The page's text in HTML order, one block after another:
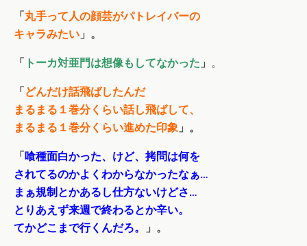
「 丸手って人の顔芸がパトレイバーの
キャラみたい 」。
「 トーカ対亜門は想像もしてなかった 」 。
「 どんだけ話飛ばしたんだ
まるまる１巻分くらい話し飛ばして、
まるまる１巻分くらい進めた印象 」。
「 喰種面白かった、けど、拷問は何を
されてるのかよくわからなかったなぁ…
まぁ規制とかあるし仕方ないけどさ…
とりあえず来週で終わるとか辛い。
てかどこまで行くんだろ。
」。